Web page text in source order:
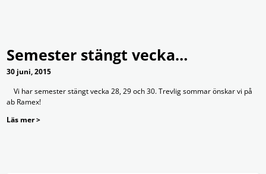
Semester stängt vecka…
30 juni, 2015
Vi har semester stängt vecka 28, 29 och 30. Trevlig sommar önskar vi på
ab Ramex!
Läs mer >